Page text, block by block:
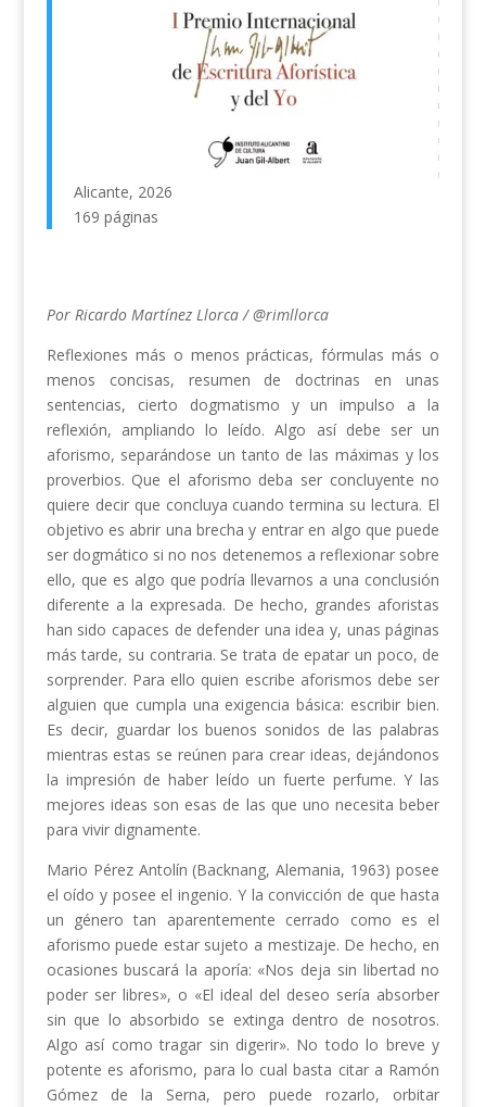
Alicante, 2026
169 páginas
Por Ricardo Martínez Llorca / @rimllorca
Reflexiones más o menos prácticas, fórmulas más o
menos concisas, resumen de doctrinas en unas
sentencias, cierto dogmatismo y un impulso a la
reflexión, ampliando lo leído. Algo así debe ser un
aforismo, separándose un tanto de las máximas y los
proverbios. Que el aforismo deba ser concluyente no
quiere decir que concluya cuando termina su lectura. El
objetivo es abrir una brecha y entrar en algo que puede
ser dogmático si no nos detenemos a reflexionar sobre
ello, que es algo que podría llevarnos a una conclusión
diferente a la expresada. De hecho, grandes aforistas
han sido capaces de defender una idea y, unas páginas
más tarde, su contraria. Se trata de epatar un poco, de
sorprender. Para ello quien escribe aforismos debe ser
alguien que cumpla una exigencia básica: escribir bien.
Es decir, guardar los buenos sonidos de las palabras
mientras estas se reúnen para crear ideas, dejándonos
la impresión de haber leído un fuerte perfume. Y las
mejores ideas son esas de las que uno necesita beber
para vivir dignamente.
Mario Pérez Antolín (Backnang, Alemania, 1963) posee
el oído y posee el ingenio. Y la convicción de que hasta
un género tan aparentemente cerrado como es el
aforismo puede estar sujeto a mestizaje. De hecho, en
ocasiones buscará la aporía: «Nos deja sin libertad no
poder ser libres», o «El ideal del deseo sería absorber
sin que lo absorbido se extinga dentro de nosotros.
Algo así como tragar sin digerir». No todo lo breve y
potente es aforismo, para lo cual basta citar a Ramón
Gómez de la Serna, pero puede rozarlo, orbitar